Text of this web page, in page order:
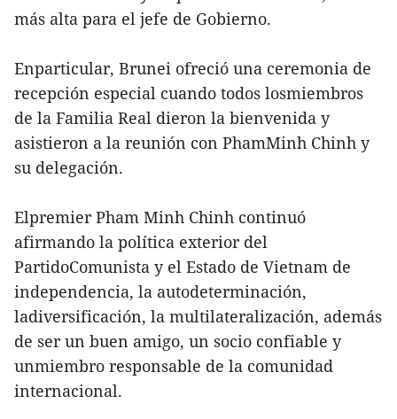
más alta para el jefe de Gobierno.
Enparticular, Brunei ofreció una ceremonia de
recepción especial cuando todos losmiembros
de la Familia Real dieron la bienvenida y
asistieron a la reunión con PhamMinh Chinh y
su delegación.
Elpremier Pham Minh Chinh continuó
afirmando la política exterior del
PartidoComunista y el Estado de Vietnam de
independencia, la autodeterminación,
ladiversificación, la multilateralización, además
de ser un buen amigo, un socio confiable y
unmiembro responsable de la comunidad
internacional.